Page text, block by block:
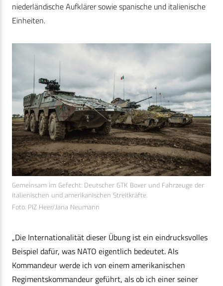
niederländische Aufklärer sowie spanische und italienische
Einheiten.
Gemeinsam im Gefecht: Deutscher GTK Boxer und Fahrzeuge der
italienischen und amerikanischen Streitkräfte.
Foto: PIZ Heer/Jana Neumann
„Die Internationalität dieser Übung ist ein eindrucksvolles
Beispiel dafür, was NATO eigentlich bedeutet. Als
Kommandeur werde ich von einem amerikanischen
Regimentskommandeur geführt, als ob ich einer seiner